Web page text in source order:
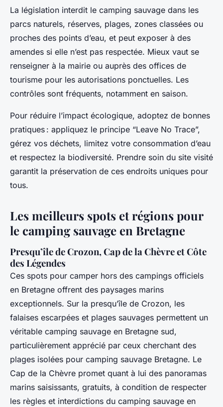
La législation interdit le camping sauvage dans les
parcs naturels, réserves, plages, zones classées ou
proches des points d’eau, et peut exposer à des
amendes si elle n’est pas respectée. Mieux vaut se
renseigner à la mairie ou auprès des offices de
tourisme pour les autorisations ponctuelles. Les
contrôles sont fréquents, notamment en saison.
Pour réduire l’impact écologique, adoptez de bonnes
pratiques : appliquez le principe “Leave No Trace”,
gérez vos déchets, limitez votre consommation d’eau
et respectez la biodiversité. Prendre soin du site visité
garantit la préservation de ces endroits uniques pour
tous.
Les meilleurs spots et régions pour
le camping sauvage en Bretagne
Presqu’île de Crozon, Cap de la Chèvre et Côte
des Légendes
Ces spots pour camper hors des campings officiels
en Bretagne offrent des paysages marins
exceptionnels. Sur la presqu’île de Crozon, les
falaises escarpées et plages sauvages permettent un
véritable camping sauvage en Bretagne sud,
particulièrement apprécié par ceux cherchant des
plages isolées pour camping sauvage Bretagne. Le
Cap de la Chèvre promet quant à lui des panoramas
marins saisissants, gratuits, à condition de respecter
les règles et interdictions du camping sauvage en